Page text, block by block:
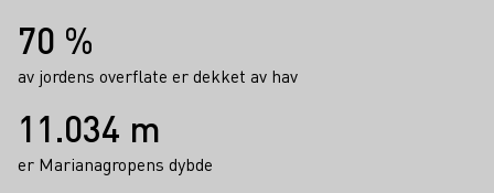
Fakta
70 %
av jordens overflate er dekket av hav
11.034 m
er Marianagropens dybde